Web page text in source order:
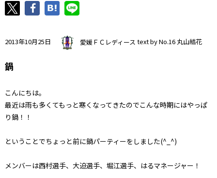
2013年10月25日 愛媛ＦＣレディース text by No.16 丸山結花
鍋
こんにちは。
最近は雨も多くてもっと寒くなってきたのでこんな時期にはやっぱ
り鍋！！
ということでちょっと前に鍋パーティーをしました(^_^)
メンバーは西村選手、大迫選手、堀江選手、はるマネージャー！